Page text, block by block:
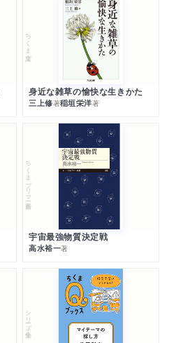
ちくま文庫
身近な雑草の愉快な生きかた
三上修著稲垣栄洋著
ちくまプリマー新書
宇宙最強物質決定戦
高水裕一著
シリーズ・全集